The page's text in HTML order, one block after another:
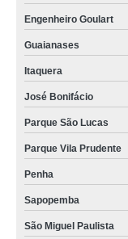
Engenheiro Goulart
Guaianases
Itaquera
José Bonifácio
Parque São Lucas
Parque Vila Prudente
Penha
Sapopemba
São Miguel Paulista